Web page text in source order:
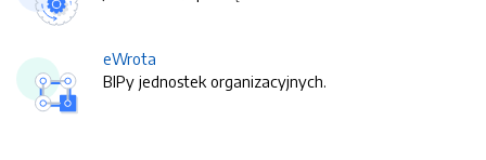
eWrota
BIPy jednostek organizacyjnych.